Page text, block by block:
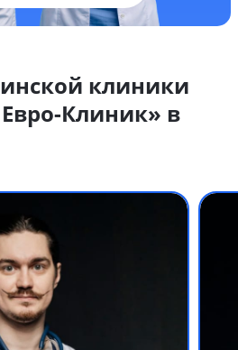
клиники
Клиник» в